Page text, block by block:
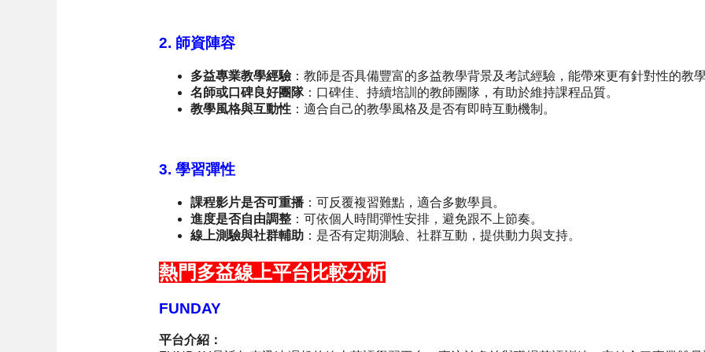
2. 師資陣容
多益專業教學經驗：教師是否具備豐富的多益教學背景及考試經驗，能帶來更有針對性的教
名師或口碑良好團隊：口碑佳、持續培訓的教師團隊，有助於維持課程品質。
教學風格與互動性 ：適合自己的教學風格及是否有即時互動機制。
3. 學習彈性
課程影片是否可重播 ：可反覆複習難點，適合多數學員。
進度是否自由調整 ：可依個人時間彈性安排，避免跟不上節奏。
線上測驗與社群輔助 ：是否有定期測驗、社群互動，提供動力與支持。
熱門多益線上平台比較分析
FUNDAY
平台介紹：